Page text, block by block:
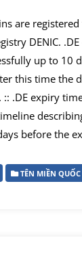
are registered
DENIC.
up to 10
this time the
:: .DE expiry
before the
TÊN MIỀN QUỐC